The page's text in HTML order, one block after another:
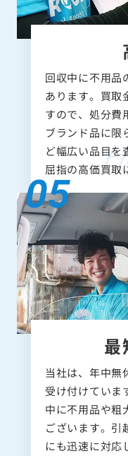
回収中に不用品
あります。買取
すので、処分費
ブランド品に限
ど幅広い品目を
屈指の高価買取
最
当社は、年中無
受け付けていま
中に不用品や粗
ございます。引
にも迅速に対応